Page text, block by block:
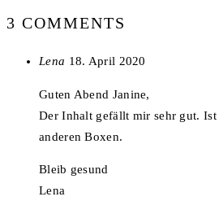
3 COMMENTS
Lena says:
18. April 2020
Guten Abend Janine,
Der Inhalt gefällt mir sehr gut. Ist
anderen Boxen.
Bleib gesund
Lena